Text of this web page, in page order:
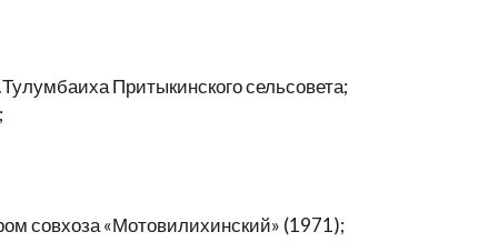
Притыкинского сельсовета;
совхоза «Мотовилихинский» (1971);